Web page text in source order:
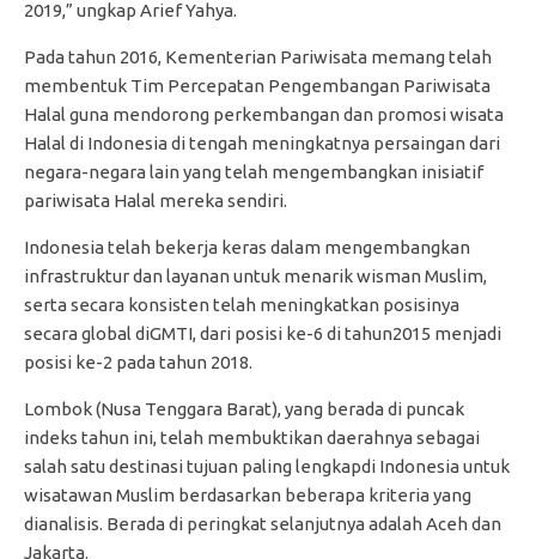
2019,” ungkap Arief Yahya.
Pada tahun 2016, Kementerian Pariwisata memang telah
membentuk Tim Percepatan Pengembangan Pariwisata
Halal guna mendorong perkembangan dan promosi wisata
Halal di Indonesia di tengah meningkatnya persaingan dari
negara-negara lain yang telah mengembangkan inisiatif
pariwisata Halal mereka sendiri.
Indonesia telah bekerja keras dalam mengembangkan
infrastruktur dan layanan untuk menarik wisman Muslim,
serta secara konsisten telah meningkatkan posisinya
secara global diGMTI, dari posisi ke-6 di tahun2015 menjadi
posisi ke-2 pada tahun 2018.
Lombok (Nusa Tenggara Barat), yang berada di puncak
indeks tahun ini, telah membuktikan daerahnya sebagai
salah satu destinasi tujuan paling lengkapdi Indonesia untuk
wisatawan Muslim berdasarkan beberapa kriteria yang
dianalisis. Berada di peringkat selanjutnya adalah Aceh dan
Jakarta.